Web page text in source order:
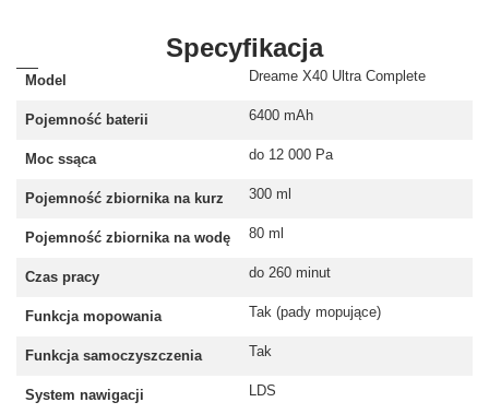
Specyfikacja
Model Dreame X40 Ultra Complete
Pojemność baterii 6400 mAh
Moc ssąca do 12 000 Pa
Pojemność zbiornika na kurz 300 ml
Pojemność zbiornika na wodę 80 ml
Czas pracy do 260 minut
Funkcja mopowania Tak (pady mopujące)
Funkcja samoczyszczenia Tak
System nawigacji LDS